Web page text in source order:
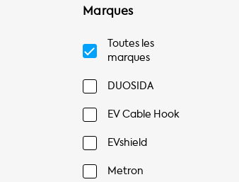
Marques
Toutes les
marques
DUOSIDA
EV Cable Hook
EVshield
Metron